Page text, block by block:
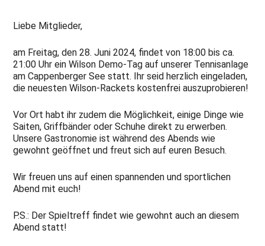
Liebe Mitglieder,
am Freitag, den 28. Juni 2024, findet von 18:00 bis ca.
21:00 Uhr ein Wilson Demo-Tag auf unserer Tennisanlage
am Cappenberger See statt. Ihr seid herzlich eingeladen,
die neuesten Wilson-Rackets kostenfrei auszuprobieren!
Vor Ort habt ihr zudem die Möglichkeit, einige Dinge wie
Saiten, Griffbänder oder Schuhe direkt zu erwerben.
Unsere Gastronomie ist während des Abends wie
gewohnt geöffnet und freut sich auf euren Besuch.
Wir freuen uns auf einen spannenden und sportlichen
Abend mit euch!
P.S.: Der Spieltreff findet wie gewohnt auch an diesem
Abend statt!